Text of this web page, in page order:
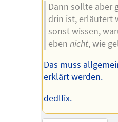
Dann sollte aber
drin ist, erläutert
sonst wissen,
ebennicht, wie
Das muss
erklärt werden.
dedlfix.